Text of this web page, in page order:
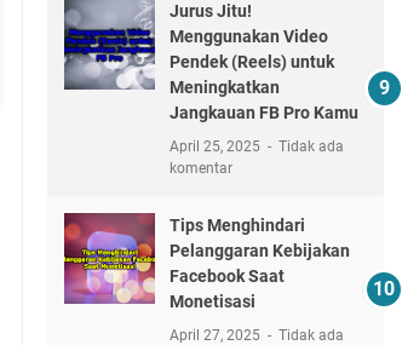
Jurus Jitu!
Menggunakan Video
Pendek (Reels) untuk
Meningkatkan
Jangkauan FB Pro Kamu
April 25, 2025
Tidak ada
komentar
Tips Menghindari
Pelanggaran Kebijakan
Facebook Saat
Monetisasi
April 27, 2025
Tidak ada